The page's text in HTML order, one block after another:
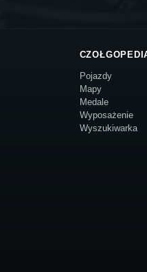
Pojazdy
Mapy
Medale
Wyposażenie
Wyszukiwarka